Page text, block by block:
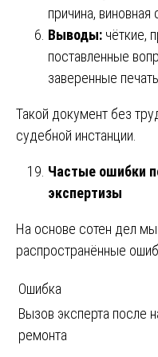
причина,
Выводы: чёткие,
поставленные
заверенные
Такой документ без
судебной инстанции.
Частые ошибки
экспертизы
На основе сотен дел
распространённые
Ошибка
Вызов эксперта после
ремонта